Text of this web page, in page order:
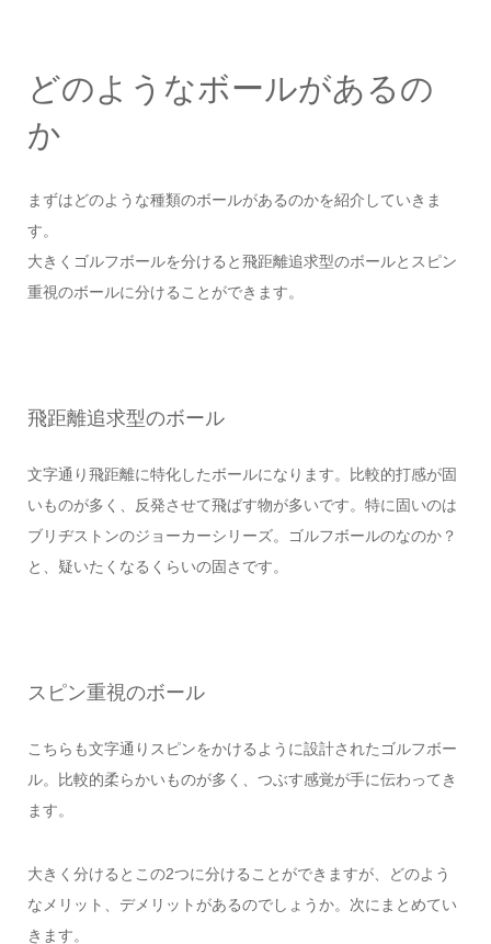
どのようなボールがあるの
か
まずはどのような種類のボールがあるのかを紹介していきま
す。
大きくゴルフボールを分けると飛距離追求型のボールとスピン
重視のボールに分けることができます。
飛距離追求型のボール
文字通り飛距離に特化したボールになります。比較的打感が固
いものが多く、反発させて飛ばす物が多いです。特に固いのは
ブリヂストンのジョーカーシリーズ。ゴルフボールのなのか？
と、疑いたくなるくらいの固さです。
スピン重視のボール
こちらも文字通りスピンをかけるように設計されたゴルフボー
ル。比較的柔らかいものが多く、つぶす感覚が手に伝わってき
ます。
大きく分けるとこの2つに分けることができますが、どのよう
なメリット、デメリットがあるのでしょうか。次にまとめてい
きます。